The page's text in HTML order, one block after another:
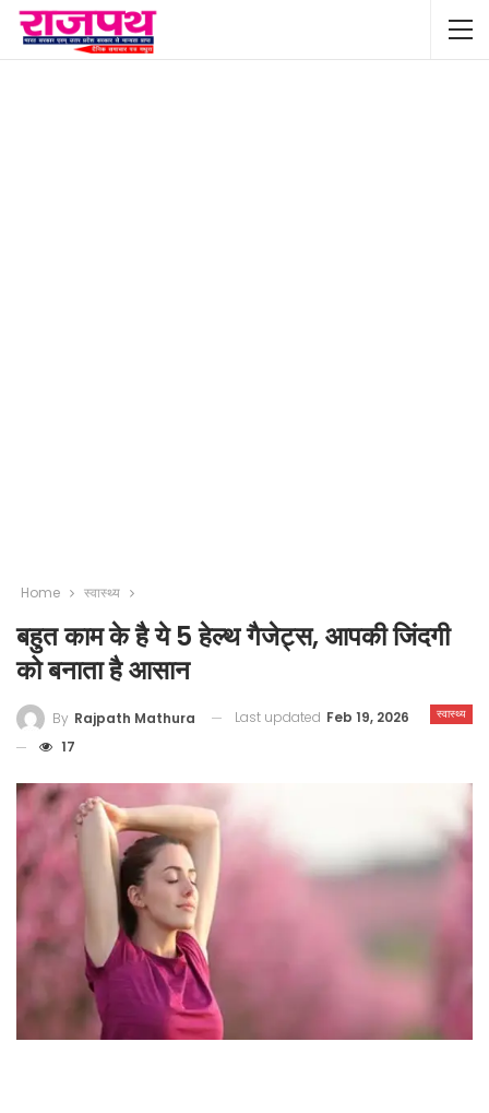
Home स्वास्थ्य
बहुत काम के है ये 5 हेल्थ गैजेट्स, आपकी जिंदगी
को बनाता है आसान
स्वास्थ्य
By Rajpath Mathura Last updated Feb 19, 2026
17